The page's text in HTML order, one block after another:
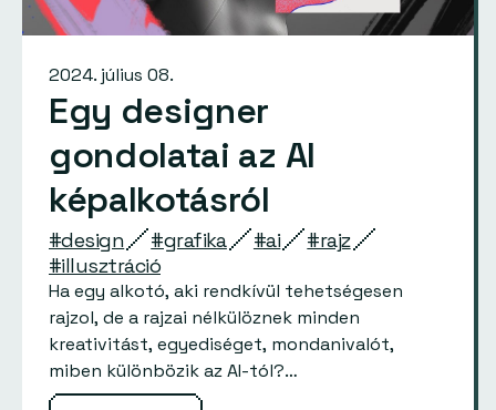
2024. július 08.
Egy designer
gondolatai az AI
képalkotásról
#design #grafika #ai
#rajz
#illusztráció
Ha egy alkotó, aki rendkívül tehetségesen
rajzol, de a rajzai nélkülöznek minden
kreativitást, egyediséget, mondanivalót,
miben különbözik az AI-tól?…